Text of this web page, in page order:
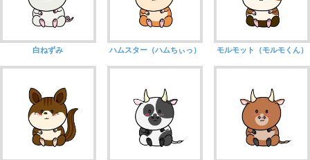
白ねずみ ハムスター（ハムちぃっ） モルモット（モルモくん）